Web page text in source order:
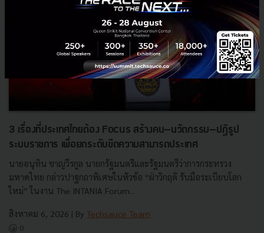
3 เรื่องที่ประเทศไทยต้อง Focus สร้างคน–นวัตกรรม–ปฏิรูป
ระบบราชการ เพื่อยกระดับขีดความสามารถประเทศ
นายอนุทิน ชาญวีรกูล นายกรัฐมนตรีและรัฐมนตรีว่าการกระทรวง
มหาดไทย กล่าวปาฐกถาพิเศษในหัวข้อ “ฝ่าวิกฤติ รับมือระเบียบโลก
ใหม่” ในงาน The INTANIA Forum...
สิงหาคม 6, 2026 | By Techsauce Team
0